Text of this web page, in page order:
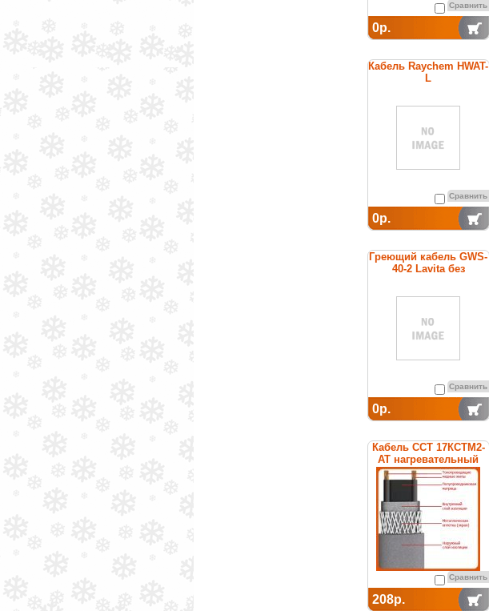
Сравнить
0р.
Кабель Raychem HWAT-
L
температуры горячей
воды
Сравнить
0р.
Греющий кабель GWS-
40-2 Lavita без
Сравнить
0р.
Кабель ССТ 17КСТМ2-
АТ нагревательный
саморегулирующийся
Сравнить
208р.